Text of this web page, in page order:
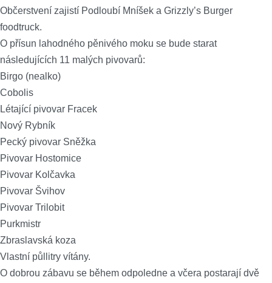
Občerstvení zajistí Podloubí Mníšek a Grizzly’s Burger
foodtruck.
O přísun lahodného pěnivého moku se bude starat
následujících 11 malých pivovarů:
Birgo (nealko)
Cobolis
Létající pivovar Fracek
Nový Rybník
Pecký pivovar Sněžka
Pivovar Hostomice
Pivovar Kolčavka
Pivovar Švihov
Pivovar Trilobit
Purkmistr
Zbraslavská koza
Vlastní půllitry vítány.
O dobrou zábavu se během odpoledne a včera postarají dvě